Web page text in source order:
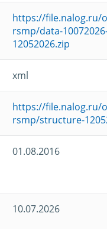
https://file.nalog.ru/
rsmp/data-
12052026.zip
xml
https://file.nalog.ru/
rsmp/structure-
01.08.2016
10.07.2026